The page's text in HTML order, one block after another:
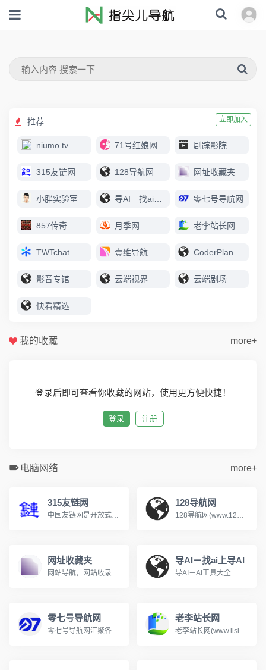
推荐 立即加入
niumo tv 71号红娘网 剧踪影院
315友链网 128导航网 网址收藏夹
小胖实验室 导AI－找ai上导AI 零七号导航网
857传奇 月季网 老李站长网
TWTchat 智能客服 壹维导航 CoderPlan
影音专馆 云端视界 云端剧场
快看精选
我的收藏 more+
登录后即可查看你收藏的网站，使用更方便快捷！
登录 注册
电脑网络 more+
315友链网
中国友链网是开放式网站分类目录，收录国内外、各行业优秀网站，旨在为用户提供网站分类目录检索、优秀网站参考、网站推广服务，在中国友链网推广您的网站，提供网站收录服务，网站推广，友情链接分享
128导航网
128导航网(www.128dh.cn)分类目录，免费收录各行业优秀站点，为广大网友提供参考，致力成为站长推广网站的首选，用户自主提交，再由我们编辑、审核，形成网站索引，通过网站目录进行分类检索和关键词检索，魔司收录网努力打造互动新颖的高权重网站收录平台。
网址收藏夹
网站导航，网站收录，网站分类，网址分类，网址之家，上网导航
导AI－找ai上导AI
导AI－AI工具大全
零七号导航网
零七号导航网汇聚各类实用网站、开发工具、素材资源，面向普通网民与站长，提供网址分类导航、免费收录通道，一键直达优质站点，上网从零七号导航开始
老李站长网
老李站长网(www.llslw.cn)分类目录，免费收录各行业优秀站点，致力成为站长推广网站的首选，用户自主提交，再由我们编辑、审核，形成网站索引。